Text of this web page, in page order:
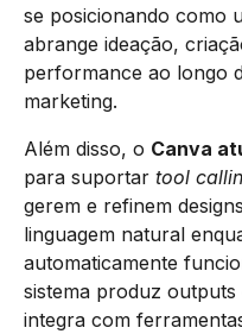
se posicionando como
abrange ideação,
performance ao longo
marketing.
Além disso, o Canva
para suportar tool
gerem e refinem
linguagem natural
automaticamente
sistema produz outputs
integra com